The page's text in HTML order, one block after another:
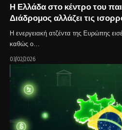
Η Ελλάδα στο κέντρο του
Διάδρομος αλλάζει τις
Η ενεργειακή ατζέντα της Ευρώπης
καθώς ο…
03/02/2026